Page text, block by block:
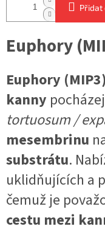
Přidat
Euphory
Euphory (MIP3)
kanny
tortuosum /
mesembrinu
substrátu.
uklidňujících a
čemuž je
cestu mezi